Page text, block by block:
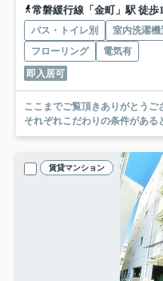
常磐緩行線「金町」駅 徒歩
バス・トイレ別 室内洗濯機
フローリング
電気有
即入居可
ここまでご覧頂きありがとうございます。 お部屋探し
それぞれこだわりの条件がある
賃貸マンション